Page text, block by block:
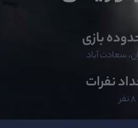
بازی
سعادت آباد
نفرات